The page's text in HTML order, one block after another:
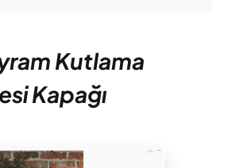
Kutlama
Kapağı